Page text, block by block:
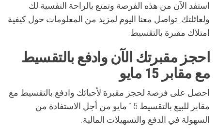
استفد الآن من هذه الفرصة وتمتع بالراحة النفسية لك
ولعائلتك. تواصل معنا اليوم لمزيد من المعلومات حول كيفية
امتلاك مقبرة بالتقسيط.
احجز مقبرتك الآن وادفع بالتقسيط
مع مقابر 15 مايو
احصل على فرصة لحجز مقبرة لأحبائك وادفع بالتقسيط مع
مقابر للبيع بالتقسيط 15 مايو من أجل الاستفادة من
السهولة في الدفع والتسهيلات المالية.